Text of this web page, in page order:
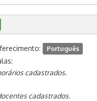
Português
cadastrados.
cadastrados.